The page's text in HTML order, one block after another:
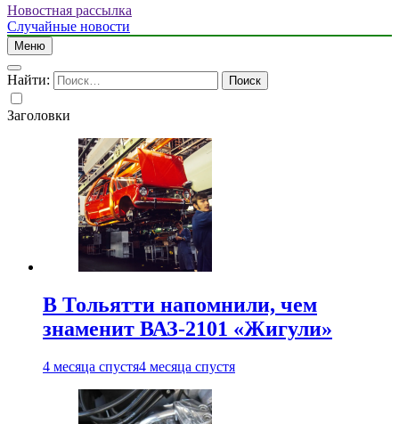
Новостная рассылка
Случайные новости
Меню
Найти:
Заголовки
В Тольятти напомнили, чем
знаменит ВАЗ-2101 «Жигули»
4 месяца спустя4 месяца спустя